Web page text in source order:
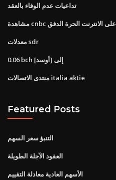
تداعيات عدم الوفاء بالعقد
مشاهدة cnbc على الانترنت الحرة الدفق
معدلات sdr
0.06 bch إلى [أوسد]
منتدى الاتصالات italia aktie
Featured Posts
التنبؤ سعر السهم
العقود الآجلة الطويلة
الأسهم العادية معادلة التقييم